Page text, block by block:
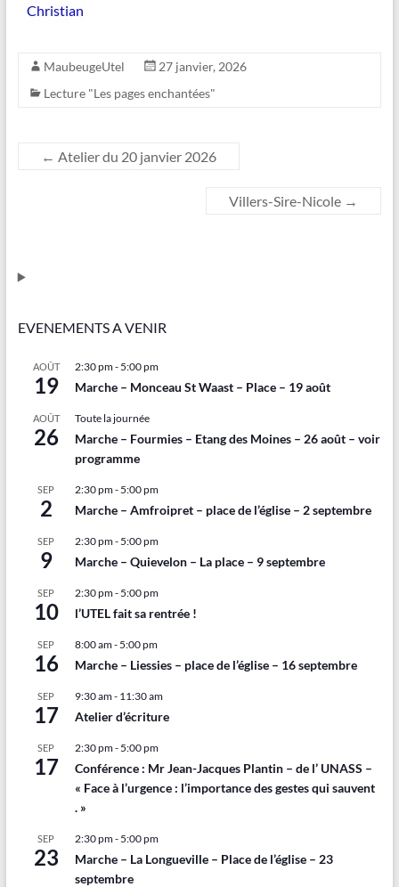
Christian
MaubeugeUtel
27 janvier, 2026
Lecture "Les pages enchantées"
← Atelier du 20 janvier 2026
Villers-Sire-Nicole →
EVENEMENTS A VENIR
AOÛT
19
2:30 pm- 5:00 pm
Marche – Monceau St Waast – Place – 19 août
AOÛT
26
Toute la journée
Marche – Fourmies – Etang des Moines – 26 août – voir
programme
SEP
2
2:30 pm- 5:00 pm
Marche – Amfroipret – place de l’église – 2 septembre
SEP
9
2:30 pm- 5:00 pm
Marche – Quievelon – La place – 9 septembre
SEP
10
2:30 pm- 5:00 pm
l’UTEL fait sa rentrée !
SEP
16
8:00 am- 5:00 pm
Marche – Liessies – place de l’église – 16 septembre
SEP
17
9:30 am- 11:30 am
Atelier d’écriture
SEP
17
2:30 pm- 5:00 pm
Conférence : Mr Jean-Jacques Plantin – de l’ UNASS –
« Face à l’urgence : l’importance des gestes qui sauvent
. »
SEP
23
2:30 pm- 5:00 pm
Marche – La Longueville – Place de l’église – 23
septembre